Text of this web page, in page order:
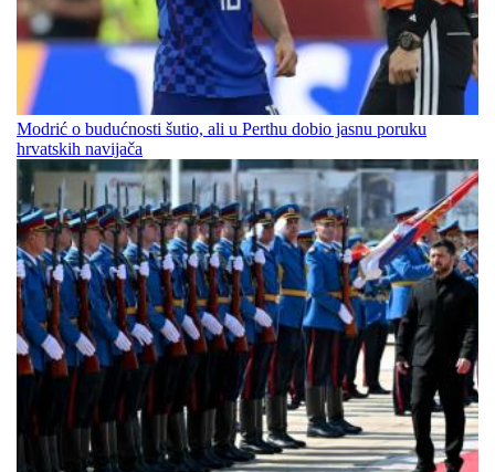
Modrić o budućnosti šutio, ali u Perthu dobio jasnu poruku
hrvatskih navijača